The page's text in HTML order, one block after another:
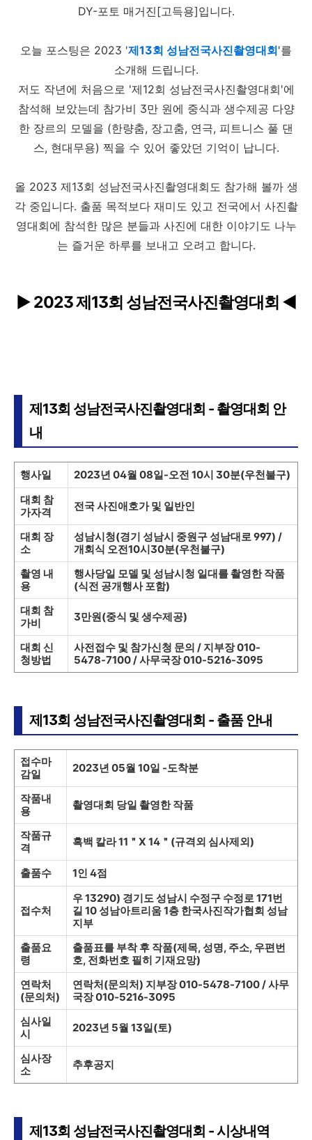
DY-포토 매거진[고득용]입니다.
오늘 포스팅은 2023 '제13회 성남전국사진촬영대회'를
소개해 드립니다.
저도 작년에 처음으로 '제12회 성남전국사진촬영대회'에
참석해 보았는데 참가비 3만 원에 중식과 생수제공 다양
한 장르의 모델을 (한량춤, 장고춤, 연극, 피트니스 풀 댄
스, 현대무용) 찍을 수 있어 좋았던 기억이 납니다.
올 2023 제13회 성남전국사진촬영대회도 참가해 볼까 생
각 중입니다. 출품 목적보다 재미도 있고 전국에서 사진촬
영대회에 참석한 많은 분들과 사진에 대한 이야기도 나누
는 즐거운 하루를 보내고 오려고 합니다.
▶ 2023 제13회 성남전국사진촬영대회 ◀
제13회 성남전국사진촬영대회 - 촬영대회 안
내
행사일
2023년 04월 08일-오전 10시 30분(우천불구)
대회 참
가자격
전국 사진애호가 및 일반인
대회 장
소
성남시청(경기 성남시 중원구 성남대로 997) /
개회식 오전10시30분(우천불구)
촬영 내
용
행사당일 모델 및 성남시청 일대를 촬영한 작품
(식전 공개행사 포함)
대회 참
가비
3만원(중식 및 생수제공)
대회 신
청방법
사전접수 및 참가신청 문의 / 지부장 010-
5478-7100 / 사무국장 010-5216-3095
제13회 성남전국사진촬영대회 - 출품 안내
접수마
감일
2023년 05월 10일 -도착분
작품내
용
촬영대회 당일 촬영한 작품
작품규
격
흑백 칼라 11＂X 14＂(규격외 심사제외)
출품수 1인 4점
접수처
우 13290) 경기도 성남시 수정구 수정로 171번
길 10 성남아트리움 1층 한국사진작가협회 성남
지부
출품요
령
출품표를 부착 후 작품(제목, 성명, 주소, 우편번
호, 전화번호 필히 기재요망)
연락처
(문의처)
연락처(문의처) 지부장 010-5478-7100 / 사무
국장 010-5216-3095
심사일
시
2023년 5월 13일(토)
심사장
소
추후공지
제13회 성남전국사진촬영대회 - 시상내역